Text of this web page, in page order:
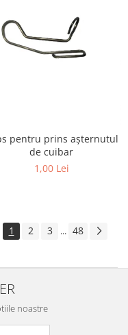
pentru prins așternutul
de cuibar
1,00 Lei
1 2 3 ... 48
noastre